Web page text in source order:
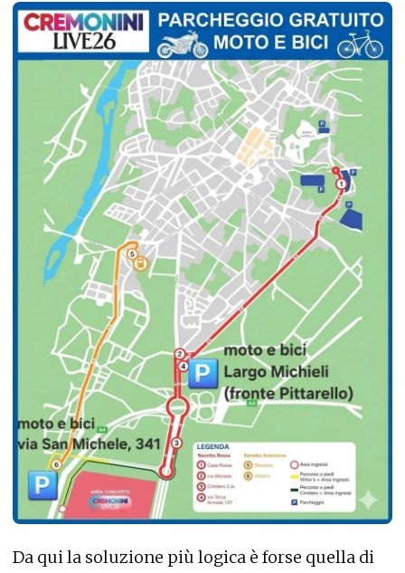
Da qui la soluzione più logica è forse quella di